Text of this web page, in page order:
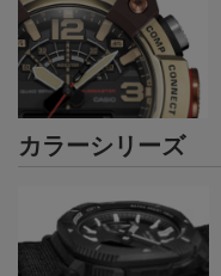
カラーシリーズ